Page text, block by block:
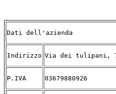
Dati dell'azienda
Indirizzo Via dei tulipani,
P.IVA 03679880926